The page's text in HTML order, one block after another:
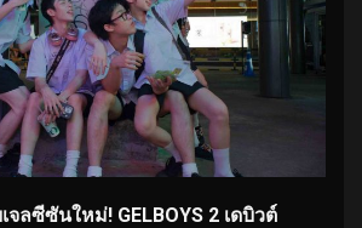
จลซีซันใหม่! GELBOYS 2 เดบิวต์